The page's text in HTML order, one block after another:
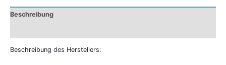
Beschreibung
Beschreibung des Herstellers: